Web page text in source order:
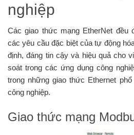
nghiệp
Các giao thức mạng EtherNet
các yêu cầu đặc biệt của tự động
định, đáng tin cậy và hiệu quả cho
soát trong các ứng dụng công
trong những giao thức Ethernet
công nghiệp.
Giao thức mạng